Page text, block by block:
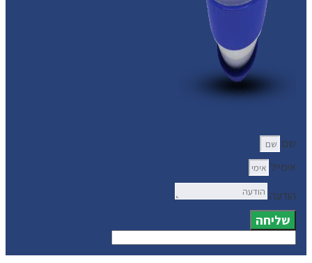
שם
אימייל
הודעה
שליחה